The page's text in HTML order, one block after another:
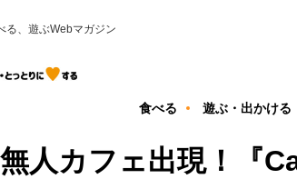
る、遊ぶWebマガジン
食べる 遊ぶ・出かける
人カフェ出現！『